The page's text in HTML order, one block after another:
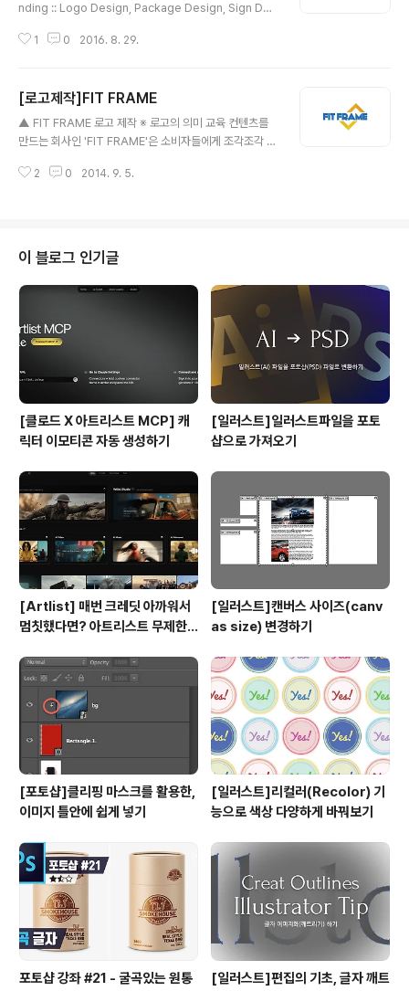
nding :: Logo Design, Package Design, Sign Des
라보레이션 형태의 여행사 & 타르트 가게 입니다. ※ 브랜
행을 상징하는 '날개'를 더한 심볼과 함께 'Travel', 'Dess
ert'를 더하였습니다. 로고디자인 뿐만 아니라 후에 간판
디자인, 패키지 디자인등도 함께 제작 되었습니다.
1 0 2016. 8. 29.
[로고제작]FIT FRAME
▲ FIT FRAME 로고 제작 ※ 로고의 의미 교육 컨텐츠를
만드는 회사인 'FIT FRAME'은 소비자들에게 조각조각 컨
RAME의 상징적인 요소로써, 사각형을 제일먼저 떠올리게
움을 나타낼수 있게 두껍지만, 재미난요소를 지니고 있게
끔 디자인 하였습니다.
2 0 2014. 9. 5.
이 블로그 인기글
[클로드 X 아트리스트 MCP] 캐
릭터 이모티콘 자동 생성하기
[일러스트]일러스트파일을 포토
샵으로 가져오기
[Artlist] 매번 크레딧 아까워서
멈칫했다면? 아트리스트 무제한
[일러스트]캔버스 사이즈(canv
as size) 변경하기
[포토샵]클리핑 마스크를 활용한,
이미지 틀안에 쉽게 넣기
[일러스트]리컬러(Recolor) 기
능으로 색상 다양하게 바꿔보기
포토샵 강좌 #21 - 굴곡있는 원통
[일러스트]편집의 기초, 글자 깨트